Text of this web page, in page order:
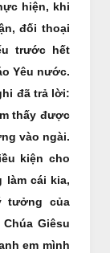
hiện, khi
đối thoại
trước hết
Yêu nước.
đã trả lời:
thấy được
vào ngài.
kiện cho
làm cái kia,
tưởng của
Giêsu
em mình